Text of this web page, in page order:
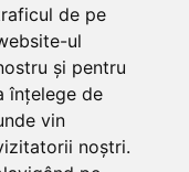
de pe
ul
și pentru
înțelege de
vin
noștri.
Administrației
din Romania